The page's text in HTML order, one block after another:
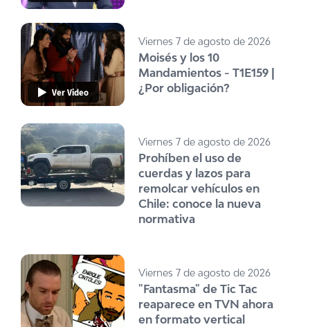
Ver Video
Viernes 7 de agosto de 2026
Moisés y los 10
Mandamientos - T1E159 |
¿Por obligación?
Viernes 7 de agosto de 2026
Prohíben el uso de
cuerdas y lazos para
remolcar vehículos en
Chile: conoce la nueva
normativa
Viernes 7 de agosto de 2026
"Fantasma" de Tic Tac
reaparece en TVN ahora
en formato vertical